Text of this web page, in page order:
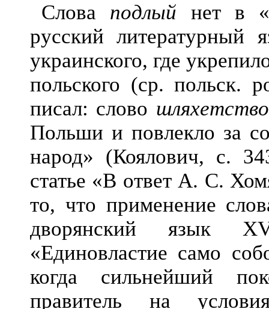
Слова подлый нет в
русский
украинского, где
польского (ср. польск.
писал: слово шляхетство
Польши и повлекло за
народ» (Коялович, с.
статье «В ответ А. С.
то, что применение
дворянский язык
«Единовластие само
когда сильнейший
правитель на